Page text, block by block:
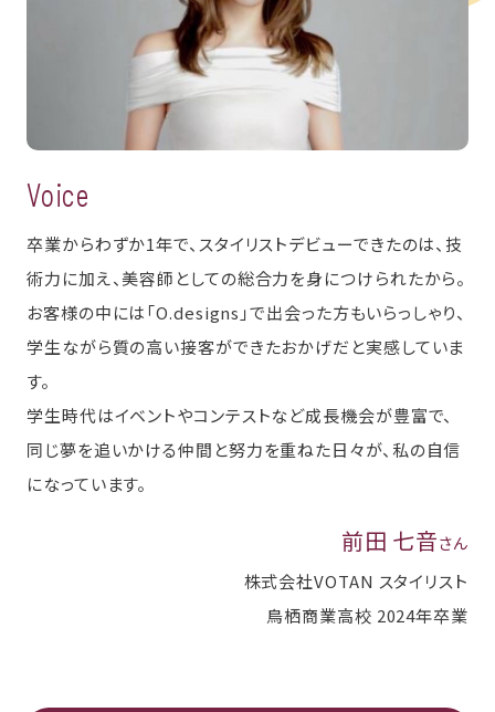
Voice
卒業からわずか1年で、スタイリストデビューできたのは、技
術力に加え、美容師としての総合力を身につけられたから。
お客様の中には「O.designs」で出会った方もいらっしゃり、
学生ながら質の高い接客ができたおかげだと実感していま
す。
学生時代はイベントやコンテストなど成長機会が豊富で、
同じ夢を追いかける仲間と努力を重ねた日々が、私の自信
になっています。
前田 七音さん
株式会社VOTAN スタイリスト
鳥栖商業高校 2024年卒業